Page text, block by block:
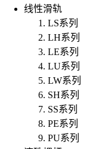
线性滑轨
LS系列
LH系列
LE系列
LU系列
LW系列
SH系列
SS系列
PE系列
PU系列